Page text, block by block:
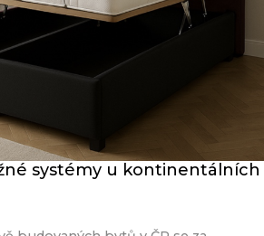
systémy u kontinentálních